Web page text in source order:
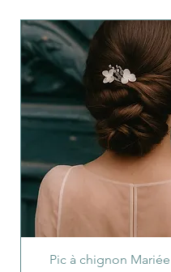
Pic à chignon